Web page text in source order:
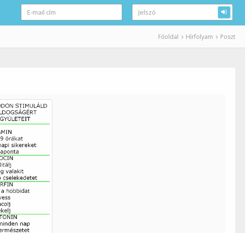
Főoldal Hírfolyam Poszt